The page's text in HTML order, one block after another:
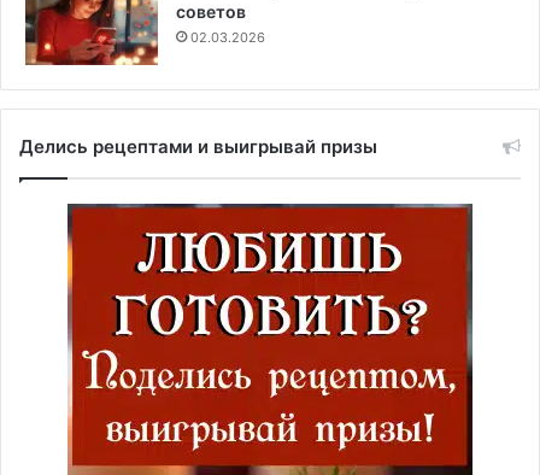
советов
02.03.2026
Делись рецептами и выигрывай призы